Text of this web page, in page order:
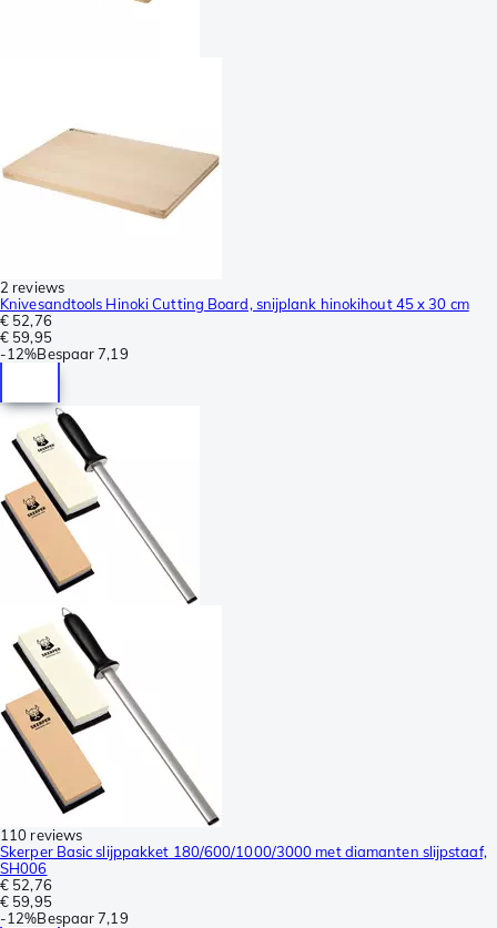
2 reviews
Knivesandtools Hinoki Cutting Board, snijplank hinokihout 45 x 30 cm
€ 52,76
€ 59,95
-12%Bespaar 7,19
110 reviews
Skerper Basic slijppakket 180/600/1000/3000 met diamanten slijpstaaf,
SH006
€ 52,76
€ 59,95
-12%Bespaar 7,19